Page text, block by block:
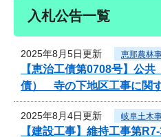
入札公告一覧
2025年8月5日更新 恵那農林
【恵治工債第0708号】公
債） 寺の下地区工事に関
2025年8月4日更新 岐阜土木
【建設工事】維持工事第